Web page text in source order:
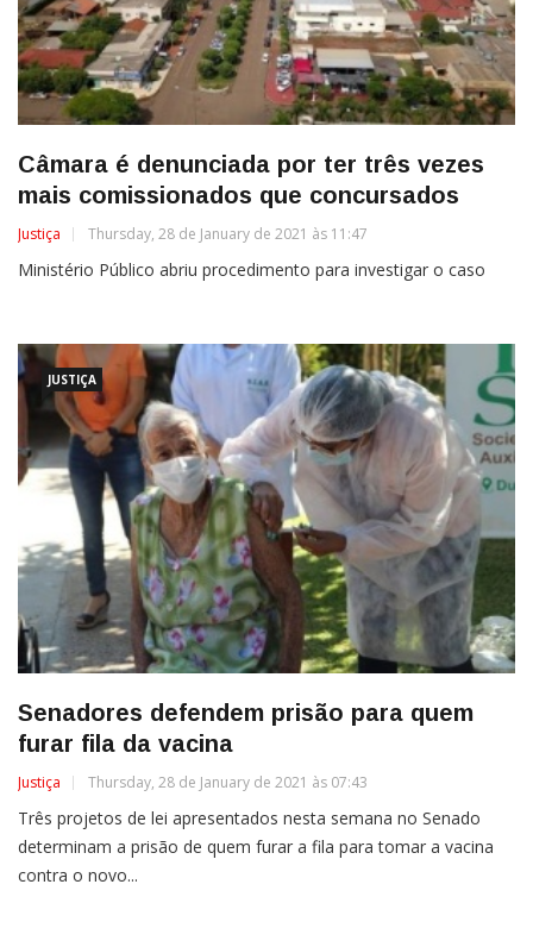
Câmara é denunciada por ter três vezes
mais comissionados que concursados
Justiça Thursday, 28 de January de 2021 às 11:47
Ministério Público abriu procedimento para investigar o caso
JUSTIÇA
Senadores defendem prisão para quem
furar fila da vacina
Justiça Thursday, 28 de January de 2021 às 07:43
Três projetos de lei apresentados nesta semana no Senado
determinam a prisão de quem furar a fila para tomar a vacina
contra o novo...